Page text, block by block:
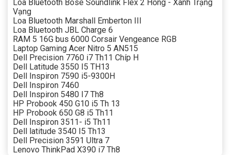
Loa Bluetooth Bose Soundlink Flex 2 Hồng - Xanh Trạng
Vạng
Loa Bluetooth Marshall Emberton III
Loa Bluetooth JBL Charge 6
RAM 5 16G bus 6000 Corsair Vengeance RGB
Laptop Gaming Acer Nitro 5 AN515
Dell Precision 7760 i7 Th11 Chíp H
Dell Latitude 3550 I5 TH13
Dell Inspiron 7590 i5-9300H
Dell Inspiron 7460
Dell Inspiron 5480 I7 Th8
HP Probook 450 G10 i5 Th 13
HP Probook 650 G8 i5 Th11
Dell Inspiron 3511- i5 Th11
Dell latitude 3540 I5 Th13
Dell Precision 3591 Ultra 7
Lenovo ThinkPad X390 i7 Th8